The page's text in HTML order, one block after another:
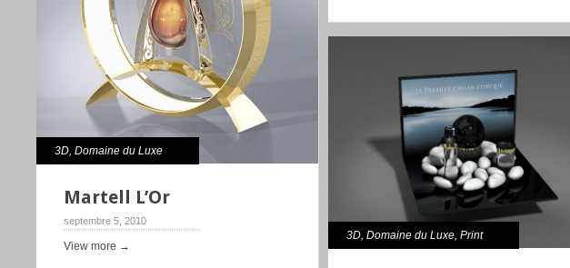
3D,Domaine du Luxe
Martell L’Or
septembre 5, 2010
View more →
3D,Domaine du Luxe,Print